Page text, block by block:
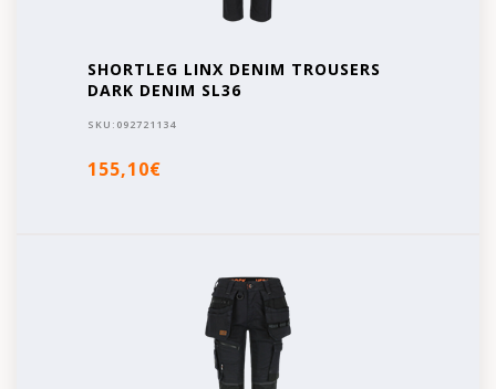
SHORTLEG LINX DENIM TROUSERS
DARK DENIM SL36
SKU: 092721134
155,10€